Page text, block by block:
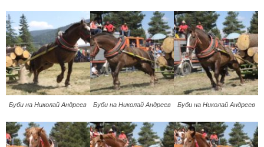
Буби на Николай Андреев Буби на Николай Андреев Буби на Николай Андреев